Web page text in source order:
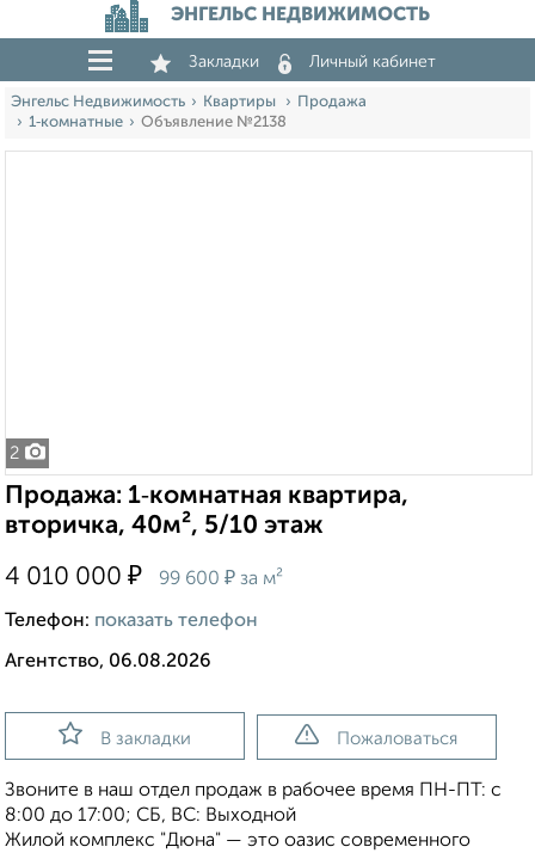
ЭНГЕЛЬС НЕДВИЖИМОСТЬ
Закладки Личный кабинет
Энгельс Недвижимость Квартиры
Продажа
1‑комнатные
Объявление №2138
2
Продажа: 1‑комнатная квартира,
вторичка, 40м², 5/10 этаж
4 010 000 ₽ 99 600 ₽ за м²
Телефон: показать телефон
Агентство, 06.08.2026
В закладки Пожаловаться
Звоните в наш отдел продаж в рабочее время ПН-ПТ: с
8:00 до 17:00; СБ, ВС: Выходной
Жилой комплекс "Дюна" — это оазис современного